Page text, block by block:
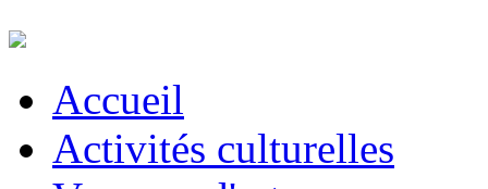
Accueil
Activités culturelles